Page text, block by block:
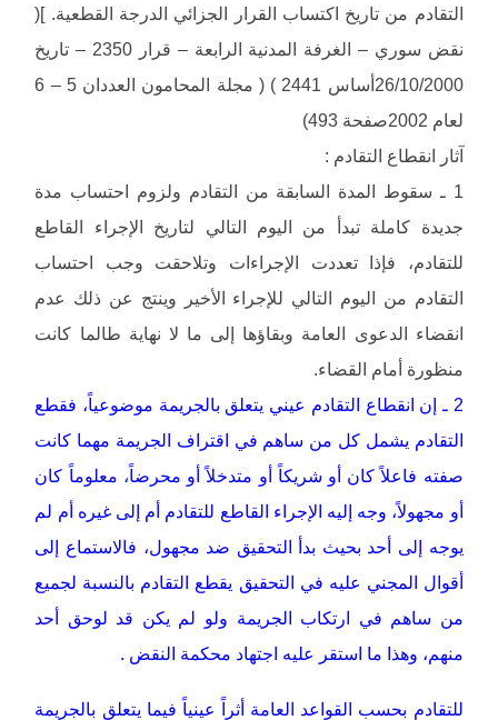
التقادم من تاريخ اكتساب القرار الجزائي الدرجة القطعية. ](
نقض سوري – الغرفة المدنية الرابعة – قرار 2350 – تاريخ
26/10/2000أساس 2441 ) ( مجلة المحامون العددان 5 – 6
لعام 2002صفحة 493)
آثار انقطاع التقادم :
1 ـ سقوط المدة السابقة من التقادم ولزوم احتساب مدة
جديدة كاملة تبدأ من اليوم التالي لتاريخ الإجراء القاطع
للتقادم، فإذا تعددت الإجراءات وتلاحقت وجب احتساب
التقادم من اليوم التالي للإجراء الأخير وينتج عن ذلك عدم
انقضاء الدعوى العامة وبقاؤها إلى ما لا نهاية طالما كانت
منظورة أمام القضاء.
2 ـ إن انقطاع التقادم عيني يتعلق بالجريمة موضوعياً، فقطع
التقادم يشمل كل من ساهم في اقتراف الجريمة مهما كانت
صفته فاعلاً كان أو شريكاً أو متدخلاً أو محرضاً، معلوماً كان
أو مجهولاً، وجه إليه الإجراء القاطع للتقادم أم إلى غيره أم لم
يوجه إلى أحد بحيث بدأ التحقيق ضد مجهول، فالاستماع إلى
أقوال المجني عليه في التحقيق يقطع التقادم بالنسبة لجميع
من ساهم في ارتكاب الجريمة ولو لم يكن قد لوحق أحد
منهم، وهذا ما استقر عليه اجتهاد محكمة النقض .
للتقادم بحسب القواعد العامة أثراً عينياً فيما يتعلق بالجريمة